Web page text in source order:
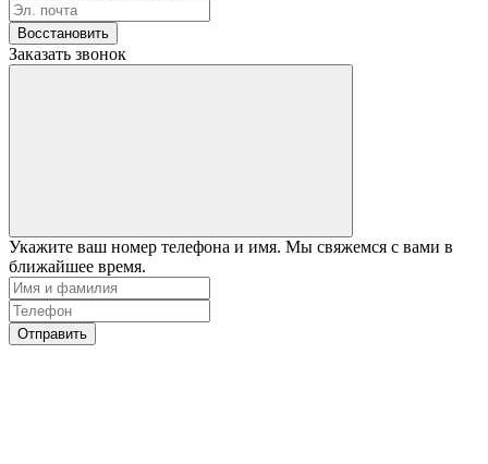
Восстановить
Заказать звонок
Укажите ваш номер телефона и имя. Мы свяжемся с вами в
ближайшее время.
Отправить